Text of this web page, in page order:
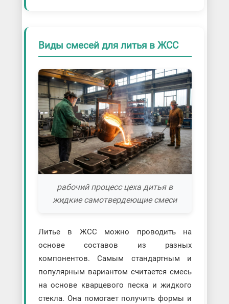
Виды смесей для литья в ЖСС
рабочий процесс цеха дитья в
жидкие самотвердеющие смеси
Литье в ЖСС можно проводить на
основе составов из разных
компонентов. Самым стандартным и
популярным вариантом считается смесь
на основе кварцевого песка и жидкого
стекла. Она помогает получить формы и